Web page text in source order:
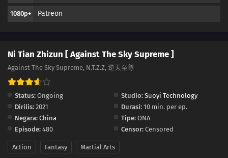
223 Episode 223
221 Episode 221
219 Episode 219
218 Episode 218
217 Episode 217
1080p+ Patreon
Ni Tian Zhizun [ Against The Sky Supreme ]
Against The Sky Supreme, N.T.Z.Z, 逆天至尊
Status: Ongoing Studio: Suoyi Technology
Dirilis: 2021 Durasi: 10 min. per ep.
Negara: China Tipe: ONA
Episode: 480 Censor: Censored
Action Fantasy Martial Arts